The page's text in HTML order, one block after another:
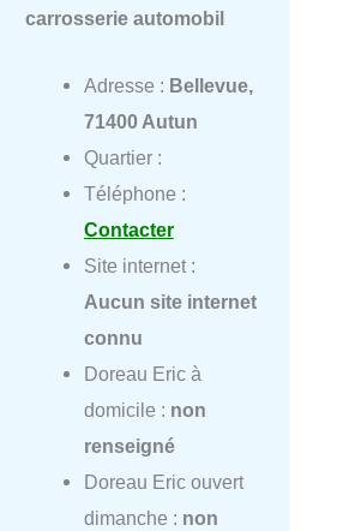
carrosserie automobil
Adresse : Bellevue,
71400 Autun
Quartier :
Téléphone :
Contacter
Site internet :
Aucun site internet
connu
Doreau Eric à
domicile : non
renseigné
Doreau Eric ouvert
dimanche : non